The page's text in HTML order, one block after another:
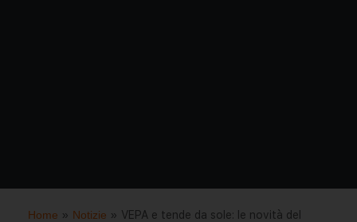
Home » Notizie » VEPA e tende da sole: le novità del